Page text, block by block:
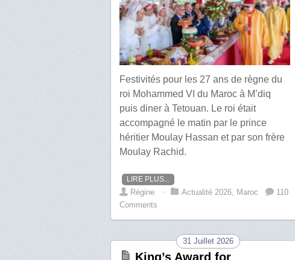
Festivités pour les 27 ans de règne du
roi Mohammed VI du Maroc à M’diq
puis diner à Tetouan. Le roi était
accompagné le matin par le prince
héritier Moulay Hassan et par son frère
Moulay Rachid.
LIRE PLUS...
Régine ⋅ Actualité 2026 Maroc
110
Comments
31 Juillet 2026
King’s Award for